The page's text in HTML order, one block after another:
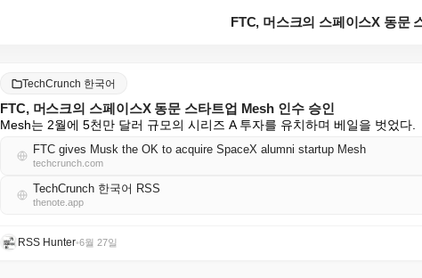
TechCrunch 한국어
FTC, 머스크의 스페이스X 동문 스타트업 Mesh 인수 승인
Mesh는 2월에 5천만 달러 규모의 시리즈 A 투자를 유치하며 베일을 벗었다.
FTC gives Musk the OK to acquire SpaceX alumni startup Mesh
techcrunch.com
TechCrunch 한국어 RSS
thenote.app
RSS Hunter•6월 27일